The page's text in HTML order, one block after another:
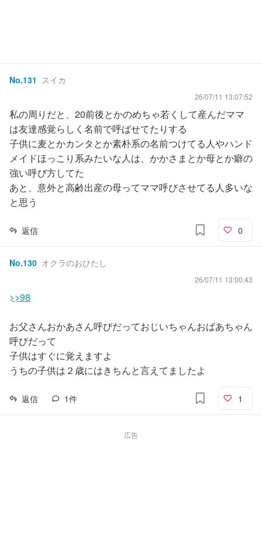
No.131 スイカ
26/07/11 13:07:52
私の周りだと、20前後とかのめちゃ若くして産んだママ
は友達感覚らしく名前で呼ばせてたりする
子供に麦とかカンタとか素朴系の名前つけてる人やハンド
メイドほっこり系みたいな人は、かかさまとか母とか癖の
強い呼び方してた
あと、意外と高齢出産の母ってママ呼びさせてる人多いな
と思う
返信 0
No.130 オクラのおひたし
26/07/11 13:00:43
>>98
お父さんおかあさん呼びだっておじいちゃんおばあちゃん
呼びだって
子供はすぐに覚えますよ
うちの子供は２歳にはきちんと言えてましたよ
返信 1件 1
広告